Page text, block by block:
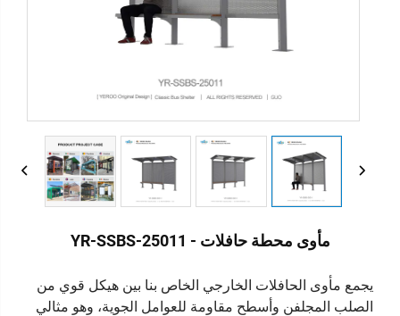
مأوى محطة حافلات - YR-SSBS-25011
يجمع مأوى الحافلات الخارجي الخاص بنا بين هيكل قوي من
الصلب المجلفن وأسطح مقاومة للعوامل الجوية، وهو مثالي